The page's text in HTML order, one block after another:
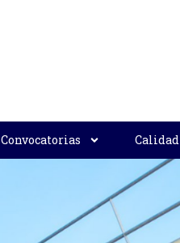
Convocatorias Calidad